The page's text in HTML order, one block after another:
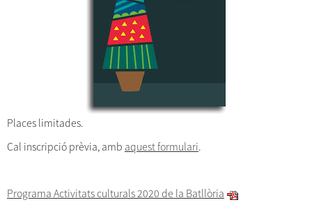
Places limitades.
Cal inscripció prèvia, amb aquest formulari.
Programa Activitats culturals 2020 de la Batllòria